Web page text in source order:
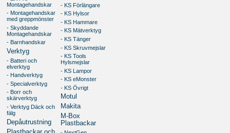
Montagehandskar
- Montagehandskar
med greppmönster
- Skyddande
Montagehandskar
- Barnhandskar
Verktyg
- Batteri och
elverktyg
- Handverktyg
- Specialverktyg
- Borr och
skärverktyg
- Verktyg Däck och
fälg
Depåutrustning
- KS Förlängare
- KS Hylsor
- KS Hammare
- KS Mätverktyg
- KS Tänger
- KS Skruvmejslar
- KS Tools
Hylsmejslar
- KS Lampor
- KS eMonster
- KS Övrigt
Motul
Makita
M-Box
Plastbackar